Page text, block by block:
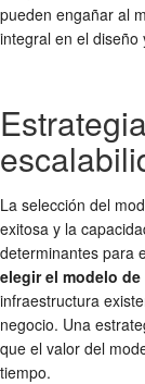
pueden engañar al
integral en el diseño
La selección del
exitosa y la
determinantes para
elegir el modelo de
infraestructura
negocio. Una
que el valor del
tiempo.